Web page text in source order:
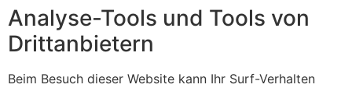
Analyse-Tools und Tools von
Dritt­anbietern
Beim Besuch dieser Website kann Ihr Surf-Verhalten